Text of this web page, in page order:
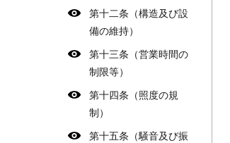
第十二条（構造及び設
備の維持）
第十三条（営業時間の
制限等）
第十四条（照度の規
制）
第十五条（騒音及び振